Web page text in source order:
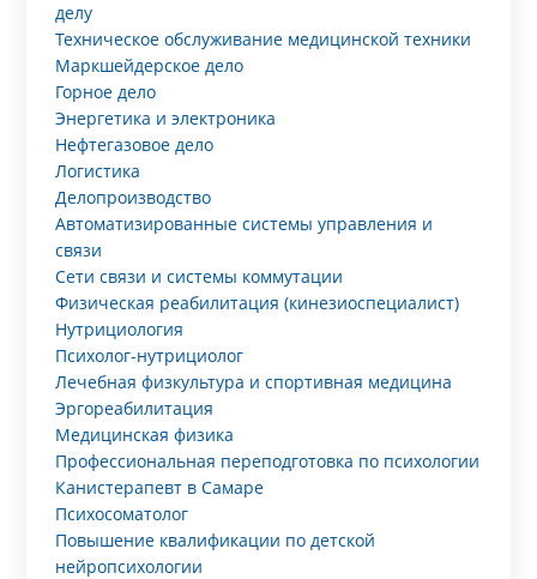
делу
Техническое обслуживание медицинской техники
Маркшейдерское дело
Горное дело
Энергетика и электроника
Нефтегазовое дело
Логистика
Делопроизводство
Автоматизированные системы управления и
связи
Сети связи и системы коммутации
Физическая реабилитация (кинезиоспециалист)
Нутрициология
Психолог-нутрициолог
Лечебная физкультура и спортивная медицина
Эргореабилитация
Медицинская физика
Профессиональная переподготовка по психологии
Канистерапевт в Самаре
Психосоматолог
Повышение квалификации по детской
нейропсихологии